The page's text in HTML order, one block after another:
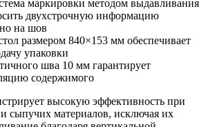
маркировки методом выдавливания
двухстрочную информацию
на шов
размером 840×153 мм обеспечивает
упаковки
шва 10 мм гарантирует
содержимого
высокую эффективность при
сыпучих материалов, исключая их